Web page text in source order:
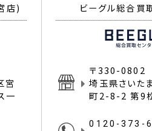
店)
宮
一
ビーグル総合買
〒330-0802
埼玉県さいた
町2-8-2 第9
0120-373-